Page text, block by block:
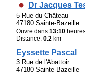
Dr Jacques
5 Rue du Château
47180 Sainte-Bazeille
Ouvre dans13:10
Distance:0.2 km
Eyssette Pascal
3 Rue de l'Abattoir
47180 Sainte-Bazeille